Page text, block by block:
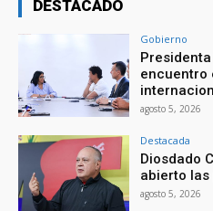
DESTACADO
Gobierno
encuentro
agosto 5, 2026
Destacada
Diosdado
abierto
agosto 5, 2026